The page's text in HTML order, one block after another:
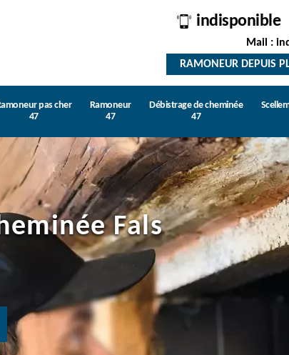
indisponible
Mail :
RAMONEUR DEPUIS
pas cher
47
Ramoneur
47
Débistrage de cheminée
47
Fals